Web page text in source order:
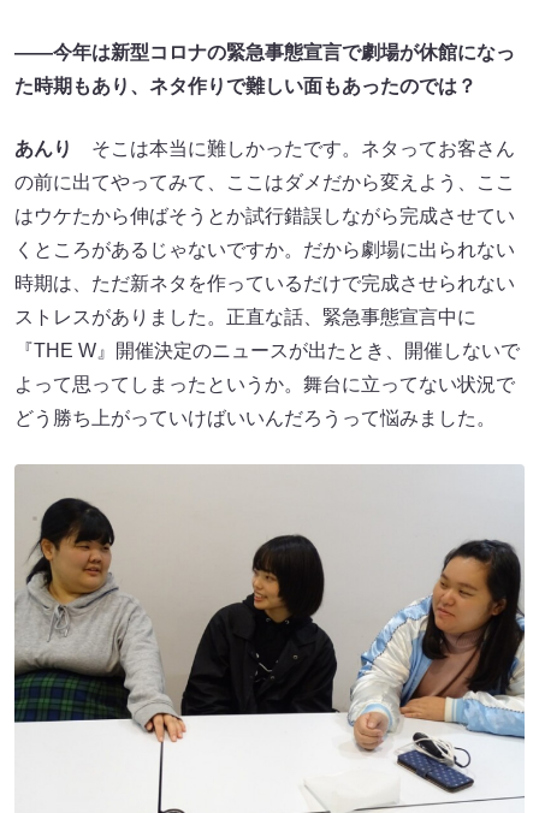
――今年は新型コロナの緊急事態宣言で劇場が休館になっ
た時期もあり、ネタ作りで難しい面もあったのでは？
あんり
そこは本当に難しかったです。ネタってお客さん
の前に出てやってみて、ここはダメだから変えよう、ここ
はウケたから伸ばそうとか試行錯誤しながら完成させてい
くところがあるじゃないですか。だから劇場に出られない
時期は、ただ新ネタを作っているだけで完成させられない
ストレスがありました。正直な話、緊急事態宣言中に
『THE W』開催決定のニュースが出たとき、開催しないで
よって思ってしまったというか。舞台に立ってない状況で
どう勝ち上がっていけばいいんだろうって悩みました。